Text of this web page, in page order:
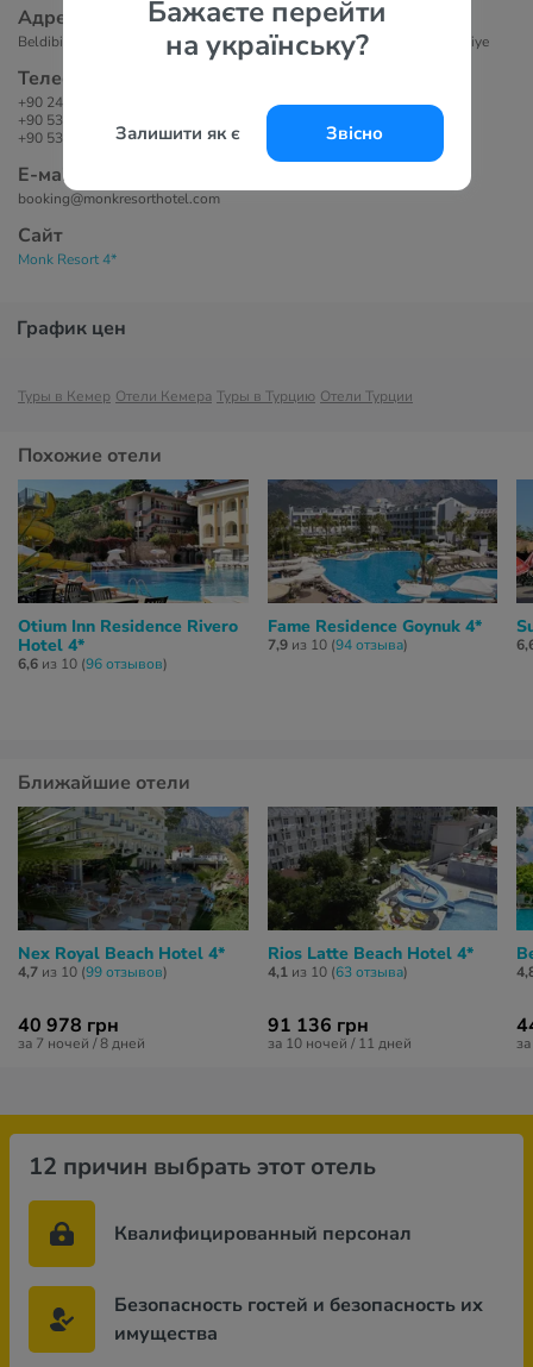
Бажаєте перейти
на українську?
Залишити як є Звісно
Адрес
Beldibi 1 Mevkii Molla Musa Cad. No:21 Beldibi / Kemer / Antalya / Türkiye
Телефоны
+90 242 824 80 34
+90 532 646 12 22
+90 532 646 12 22
Е-маil
booking@monkresorthotel.com
Сайт
Monk Resort 4*
График цен
Туры в Кемер Отели Кемера Туры в Турцию Отели Турции
Похожие отели
Otium Inn Residence Rivero
Hotel 4*
6,6 из 10 (96 отзывов)
Fame Residence Goynuk 4*
7,9из 10 (94 отзывa)
Ближайшие отели
Nex Royal Beach Hotel 4*
4,7 из 10 (99 отзывов)
40 978 грн
за 7 ночей / 8 дней
Rios Latte Beach Hotel 4*
4,1из 10 (63 отзывa)
91 136 грн
за 10 ночей / 11 дней
12 причин выбрать этот отель
Квалифицированный персонал
Безопасность гостей и безопасность их
имущества